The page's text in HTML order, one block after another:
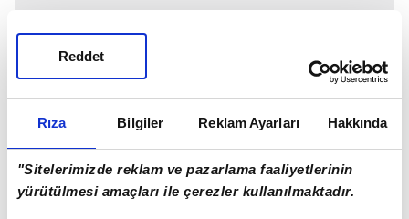
Rıza Bilgiler Reklam Ayarları Hakkında
"Sitelerimizde reklam ve pazarlama faaliyetlerinin
yürütülmesi amaçları ile çerezler kullanılmaktadır.
Reddet